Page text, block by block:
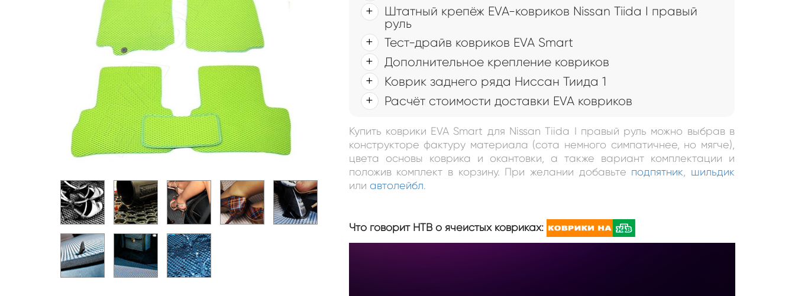
Штатный крепёж EVA-ковриков Nissan Tiida I правый
руль
Тест-драйв ковриков EVA Smart
Дополнительное крепление ковриков
Коврик заднего ряда Ниссан Тиида 1
Расчёт стоимости доставки EVA ковриков
Купить коврики EVA Smart для Nissan Tiida I правый руль можно выбрав в
конструкторе фактуру материала (сота немного симпатичнее, но мягче),
цвета основы коврика и окантовки, а также вариант комплектации и
положив комплект в корзину. При желании добавьте подпятник
шильдик
или автолейбл.
Что говорит НТВ о ячеистых ковриках: